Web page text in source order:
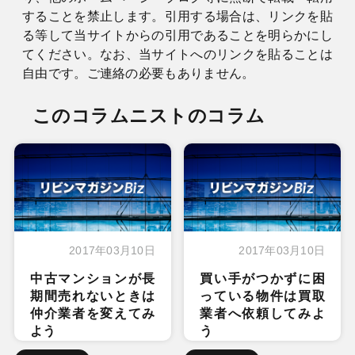
することを禁止します。引用する場合は、リンクを貼
る等して当サイトからの引用であることを明らかにし
てください。なお、当サイトへのリンクを貼ることは
自由です。ご連絡の必要もありません。
このコラムニストのコラム
2017年03月10日
中古マンションが長
期間売れないときは
仲介業者を変えてみ
よう
2017年03月10日
買い手がつかずに困
っている物件は買取
業者へ依頼してみよ
う